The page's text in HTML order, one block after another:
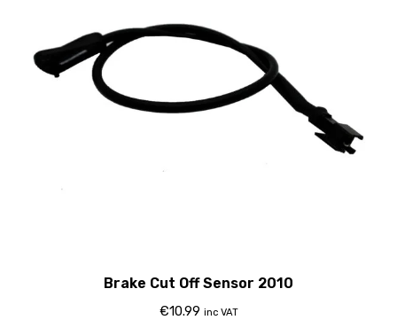
Brake Cut Off Sensor 2010
€10.99 inc VAT